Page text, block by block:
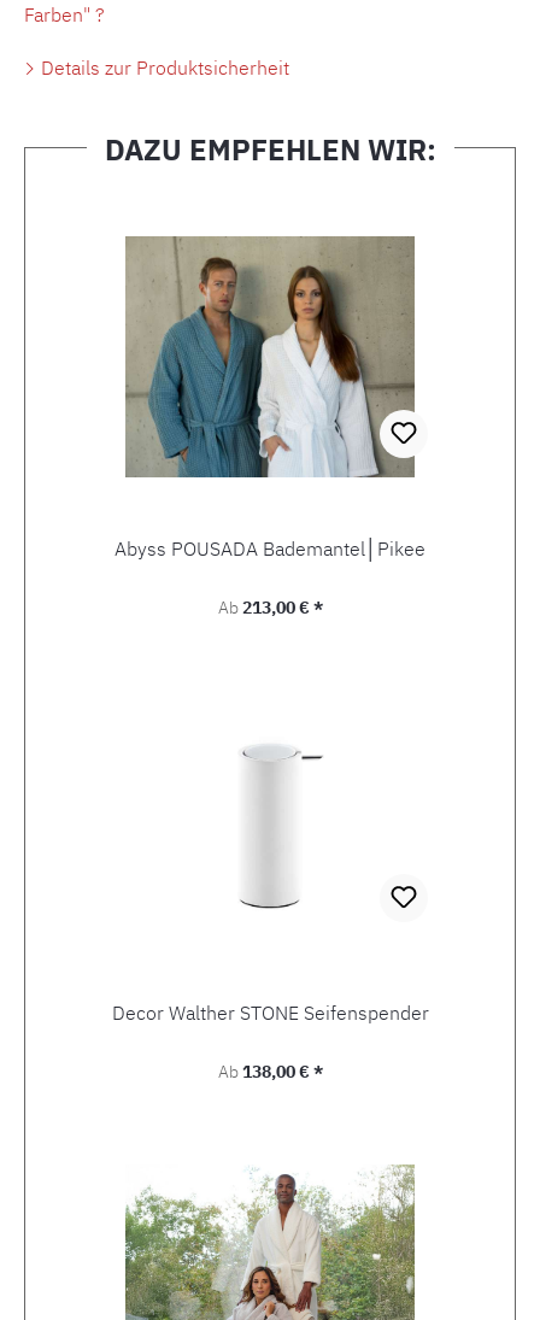
Farben" ?
Details zur Produktsicherheit
DAZU EMPFEHLEN WIR:
Abyss POUSADA Bademantel│Pikee
Regulärer Preis:
Ab213,00 € *
Decor Walther STONE Seifenspender
Regulärer Preis:
Ab138,00 € *